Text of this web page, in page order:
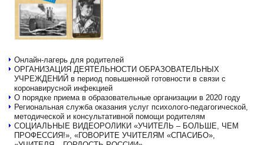
Онлайн-лагерь для родителей
ОРГАНИЗАЦИЯ ДЕЯТЕЛЬНОСТИ ОБРАЗОВАТЕЛЬНЫХ
УЧРЕЖДЕНИЙ в период повышенной готовности в связи с
коронавирусной инфекцией
О порядке приема в образовательные организации в 2020 году
Региональная служба оказания услуг психолого-педагогической,
методической и консультативной помощи родителям
СОЦИАЛЬНЫЕ ВИДЕОРОЛИКИ «УЧИТЕЛЬ – БОЛЬШЕ, ЧЕМ
ПРОФЕССИЯ!», «ГОВОРИТЕ УЧИТЕЛЯМ «СПАСИБО»,